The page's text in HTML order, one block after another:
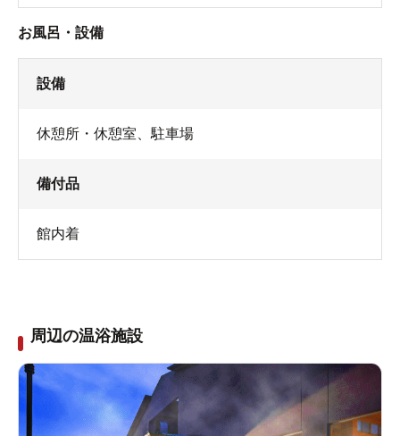
お風呂・設備
設備
休憩所・休憩室 駐車場
備付品
館内着
周辺の温浴施設